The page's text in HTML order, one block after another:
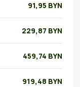
91,95 BYN
229,87 BYN
459,74 BYN
919,48 BYN